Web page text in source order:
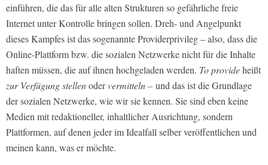
einführen, die das für alle alten Strukturen so gefährliche freie
Internet unter Kontrolle bringen sollen. Dreh- und Angelpunkt
dieses Kampfes ist das sogenannte Providerprivileg – also, dass die
Online-Plattform bzw. die sozialen Netzwerke nicht für die Inhalte
haften müssen, die auf ihnen hochgeladen werden. To provideheißt
zur Verfügung stellenodervermitteln – und das ist die Grundlage
der sozialen Netzwerke, wie wir sie kennen. Sie sind eben keine
Medien mit redaktioneller, inhaltlicher Ausrichtung, sondern
Plattformen, auf denen jeder im Idealfall selber veröffentlichen und
meinen kann, was er möchte.